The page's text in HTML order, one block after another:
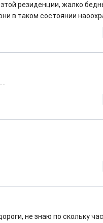
резиденции, жалко
в таком состоянии
не знаю по скольку